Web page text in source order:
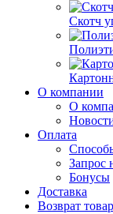
Скотч
О компании
О
Оплата
Запрос
Бонусы
Доставка
Возврат